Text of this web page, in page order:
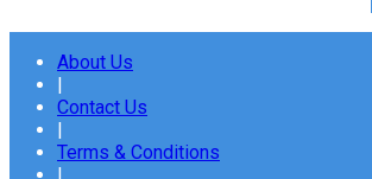
About Us
|
Contact Us
|
Terms & Conditions